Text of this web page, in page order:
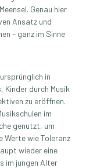
Genau hier
Ansatz und
– ganz im Sinne
in
Kinder durch Musik
zu eröffnen.
im
genutzt, um
Werte wie Toleranz
wieder eine
im jungen Alter